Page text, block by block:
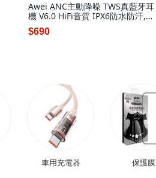
Awei ANC主動降噪 TWS真藍牙耳
機 V6.0 HiFi音質 IPX6防水防汗,
藍色, T29ANC
$690
車用充電器 保護膜